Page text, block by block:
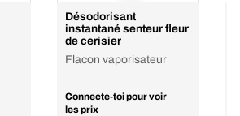
Désodorisant
instantané senteur fleur
de cerisier
Flacon vaporisateur
Connecte-toi pour voir
les prix